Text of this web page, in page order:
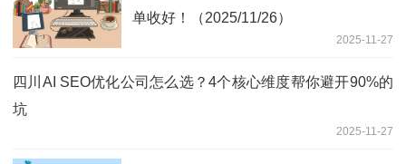
单收好！（2025/11/26）
2025-11-27
四川AI SEO优化公司怎么选？4个核心维度帮你避开90%的
坑
2025-11-27